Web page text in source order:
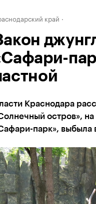
край
Краснодара
остров»,
парк», выбыла